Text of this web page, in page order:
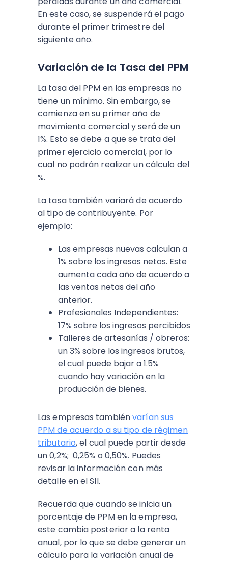
En este caso, se suspenderá el pago
durante el primer trimestre del
siguiente año.
Variación de la Tasa del PPM
La tasa del PPM en las empresas no
tiene un mínimo. Sin embargo, se
comienza en su primer año de
movimiento comercial y será de un
1%. Esto se debe a que se trata del
primer ejercicio comercial, por lo
cual no podrán realizar un cálculo del
%.
La tasa también variará de acuerdo
al tipo de contribuyente. Por
ejemplo:
Las empresas nuevas calculan a
1% sobre los ingresos netos. Este
aumenta cada año de acuerdo a
las ventas netas del año
anterior.
Profesionales Independientes:
17% sobre los ingresos percibidos
Talleres de artesanías / obreros:
un 3% sobre los ingresos brutos,
el cual puede bajar a 1.5%
cuando hay variación en la
producción de bienes.
Las empresas tambiénvarían sus
PPM de acuerdo a su tipo de régimen
tributario, el cual puede partir desde
un 0,2%; 0,25% o 0,50%. Puedes
revisar la información con más
detalle en el SII.
Recuerda que cuando se inicia un
porcentaje de PPM en la empresa,
este cambia posterior a la renta
anual, por lo que se debe generar un
cálculo para la variación anual de